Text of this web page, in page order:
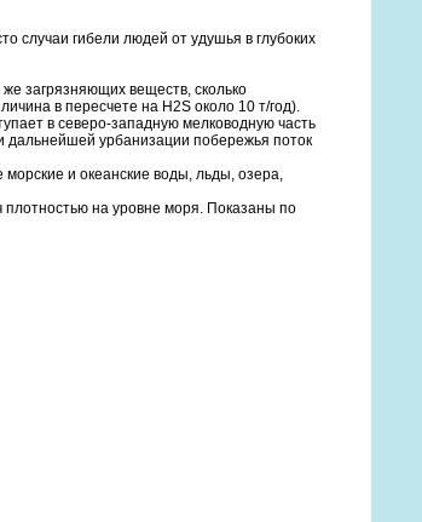
случаи гибели людей от удушья в глубоких
загрязняющих веществ, сколько
в пересчете на H2S около 10 т/год).
в северо-западную мелководную часть
урбанизации побережья поток
и океанские воды, льды, озера,
на уровне моря. Показаны по